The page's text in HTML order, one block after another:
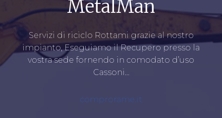
MetalMan
Servizi di riciclo Rottami grazie al nostro
impianto, Eseguiamo il Recupero presso la
vostra sede fornendo in comodato d’uso
Cassoni…
comprorame.it